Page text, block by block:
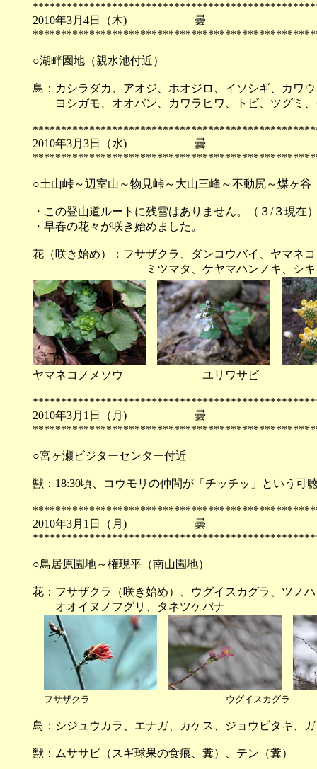
2010年3月4日（木)
○湖畔園地（親水池付近）
鳥：カシラダカ、アオジ、ホオジロ、イソシギ、カワ
ヨシガモ、オオバン、カワラヒワ、トビ、ツグミ、
2010年3月3日（水)
○土山峠～辺室山～物見峠～大山三峰～不動尻～煤ヶ谷
・この登山道ルートに残雪はありません。（３/３現在
・早春の花々が咲き始めました。
花（咲き始め）：フサザクラ、ダンコウバイ、ヤマネ
ミツマタ、ケヤマハンノキ、シキ
ヤマネコノメソウ ユリワサ
2010年3月1日（月)
○宮ヶ瀬ビジターセンター付近
獣：18:30頃、コウモリの仲間が「チッチッ」という可
2010年3月1日（月)
○鳥居原園地～権現平（南山園地）
花：フサザクラ（咲き始め）、ウグイスカグラ、ツノ
オオイヌノフグリ、タネツケバナ
フサザクラ ウグイスカ
鳥：シジュウカラ、エナガ、カケス、ジョウビタキ、
獣：ムササビ（スギ球果の食痕、糞）、テン（糞）